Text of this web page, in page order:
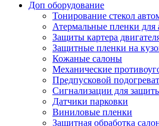
Доп оборудование
Тонирование стекол
Атермальные пленки для
Защиты картера
Защитные пленки на
Кожаные салоны
Механические
Предпусковой
Сигнализации для
Датчики парковки
Виниловые пленки
Защитная обработка